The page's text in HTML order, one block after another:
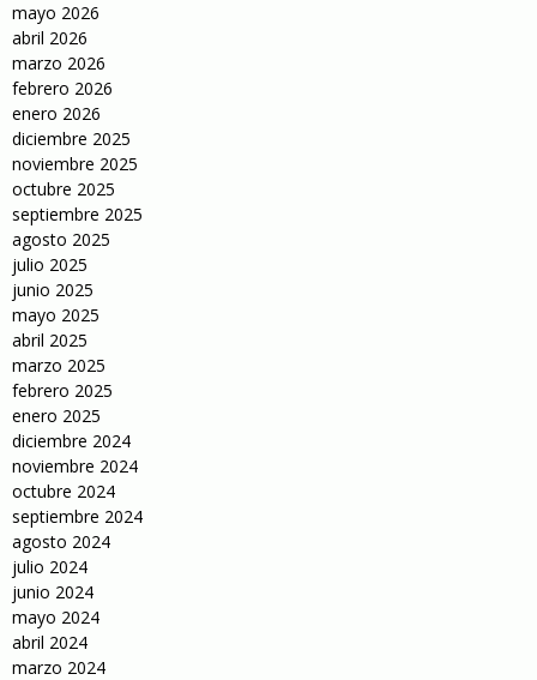
mayo 2026
abril 2026
marzo 2026
febrero 2026
enero 2026
diciembre 2025
noviembre 2025
octubre 2025
septiembre 2025
agosto 2025
julio 2025
junio 2025
mayo 2025
abril 2025
marzo 2025
febrero 2025
enero 2025
diciembre 2024
noviembre 2024
octubre 2024
septiembre 2024
agosto 2024
julio 2024
junio 2024
mayo 2024
abril 2024
marzo 2024